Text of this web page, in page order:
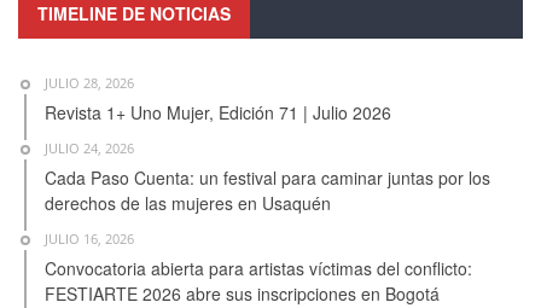
TIMELINE DE NOTICIAS
JULIO 28, 2026
Revista 1+ Uno Mujer, Edición 71 | Julio 2026
JULIO 24, 2026
Cada Paso Cuenta: un festival para caminar juntas por los
derechos de las mujeres en Usaquén
JULIO 16, 2026
Convocatoria abierta para artistas víctimas del conflicto:
FESTIARTE 2026 abre sus inscripciones en Bogotá